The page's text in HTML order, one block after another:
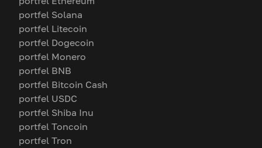
portfel Solana
portfel Litecoin
portfel Dogecoin
portfel Monero
portfel BNB
portfel Bitcoin Cash
portfel USDC
portfel Shiba Inu
portfel Toncoin
portfel Tron